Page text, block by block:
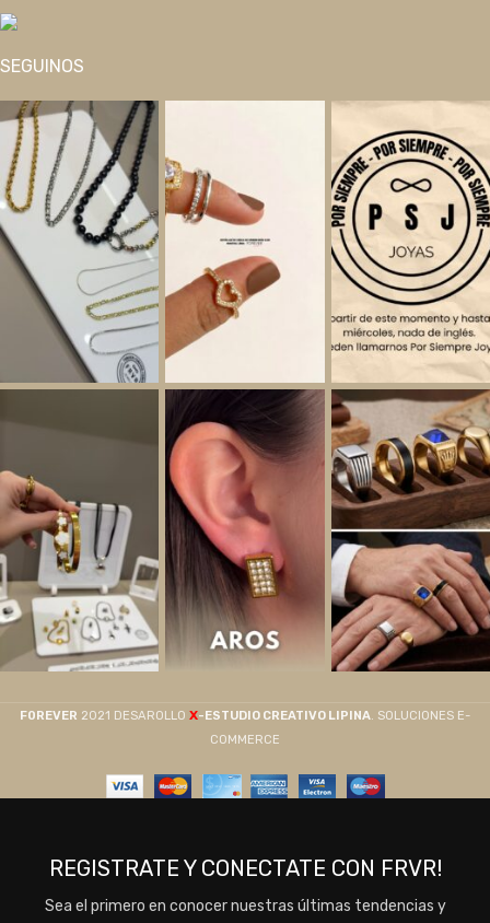
SEGUINOS
F0REVER 2021 DESAROLLO X-ESTUDIO CREATIVO LIPINA. SOLUCIONES E-
COMMERCE
REGISTRATE Y CONECTATE CON FRVR!
Sea el primero en conocer nuestras últimas tendencias y